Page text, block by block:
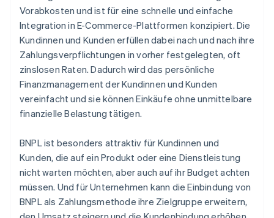
Vorabkosten und ist für eine schnelle und einfache
Integration in E-Commerce-Plattformen konzipiert. Die
Kundinnen und Kunden erfüllen dabei nach und nach ihre
Zahlungsverpflichtungen in vorher festgelegten, oft
zinslosen Raten. Dadurch wird das persönliche
Finanzmanagement der Kundinnen und Kunden
vereinfacht und sie können Einkäufe ohne unmittelbare
finanzielle Belastung tätigen.
BNPL ist besonders attraktiv für Kundinnen und
Kunden, die auf ein Produkt oder eine Dienstleistung
nicht warten möchten, aber auch auf ihr Budget achten
müssen. Und für Unternehmen kann die Einbindung von
BNPL als Zahlungsmethode ihre Zielgruppe erweitern,